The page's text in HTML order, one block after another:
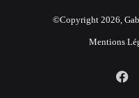
©Copyright 2026,
Mentions